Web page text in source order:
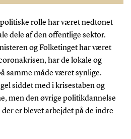
rolle har været nedtonet
dele af den offentlige sektor.
og Folketinget har været
har de lokale og
samme måde været synlige.
siddet med i krisestaben og
men den øvrige politikdannelse
er blevet arbejdet på de indre